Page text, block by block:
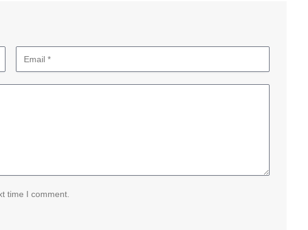
time I comment.